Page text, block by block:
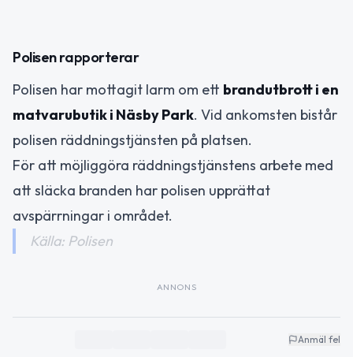
Polisen rapporterar
Polisen har mottagit larm om ett brandutbrott i en
matvarubutik i Näsby Park. Vid ankomsten bistår
polisen räddningstjänsten på platsen.
För att möjliggöra räddningstjänstens arbete med
att släcka branden har polisen upprättat
avspärrningar i området.
Källa: Polisen
ANNONS
Anmäl fel